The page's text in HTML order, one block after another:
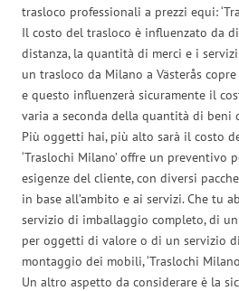
trasloco professionali a prezzi equi:
Il costo del trasloco è influenzato da
distanza, la quantità di merci e i
un trasloco da Milano a Västerås
e questo influenzerà sicuramente il
varia a seconda della quantità di beni
Più oggetti hai, più alto sarà il costo
‘Traslochi Milano’ offre un preventivo
esigenze del cliente, con diversi
in base all’ambito e ai servizi. Che tu
servizio di imballaggio completo, di
per oggetti di valore o di un servizio
montaggio dei mobili, ‘Traslochi
Un altro aspetto da considerare è la